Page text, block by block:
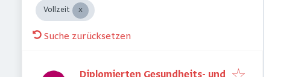
Vollzeit
Suche zurücksetzen